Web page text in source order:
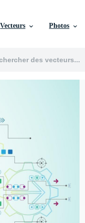
Vecteurs Photos